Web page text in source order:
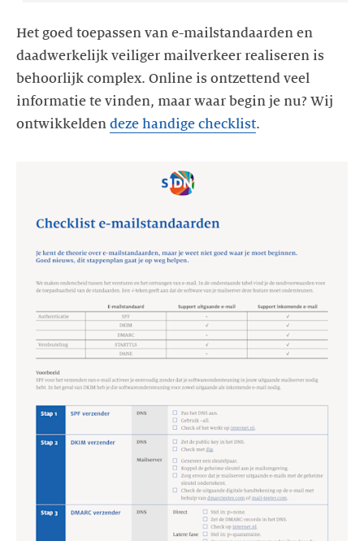
Het goed toepassen van e-mailstandaarden en
daadwerkelijk veiliger mailverkeer realiseren is
behoorlijk complex. Online is ontzettend veel
informatie te vinden, maar waar begin je nu? Wij
ontwikkelden deze handige checklist.
https://assets.ctfassets.net/yj8364fopk6s/